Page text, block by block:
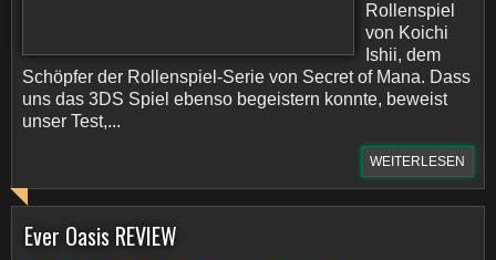
Rollenspiel
von Koichi
Ishii, dem
Schöpfer der Rollenspiel-Serie von Secret of Mana. Dass
uns das 3DS Spiel ebenso begeistern konnte, beweist
unser Test,...
WEITERLESEN
Ever Oasis REVIEW